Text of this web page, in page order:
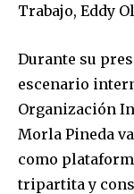
Trabajo, Eddy
Durante su
escenario
Organización
Morla Pineda
como
tripartita y